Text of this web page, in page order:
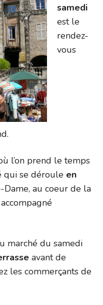
samedi
est le
rendez-
vous
l’on prend le temps
qui se déroule en
au coeur de la
marché du samedi
avant de
les commerçants de